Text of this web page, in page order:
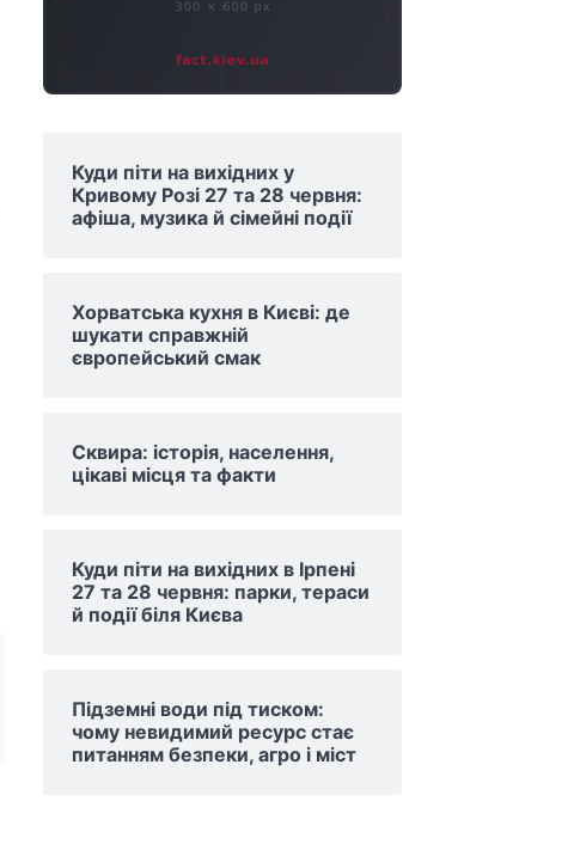
Куди піти на вихідних у
Кривому Розі 27 та 28 червня:
афіша, музика й сімейні події
Хорватська кухня в Києві: де
шукати справжній
європейський смак
Сквира: історія, населення,
цікаві місця та факти
Куди піти на вихідних в Ірпені
27 та 28 червня: парки, тераси
й події біля Києва
Підземні води під тиском:
чому невидимий ресурс стає
питанням безпеки, агро і міст